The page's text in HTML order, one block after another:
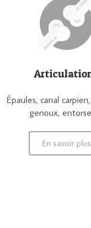
Épaules, canal
genoux,
En savoir plus